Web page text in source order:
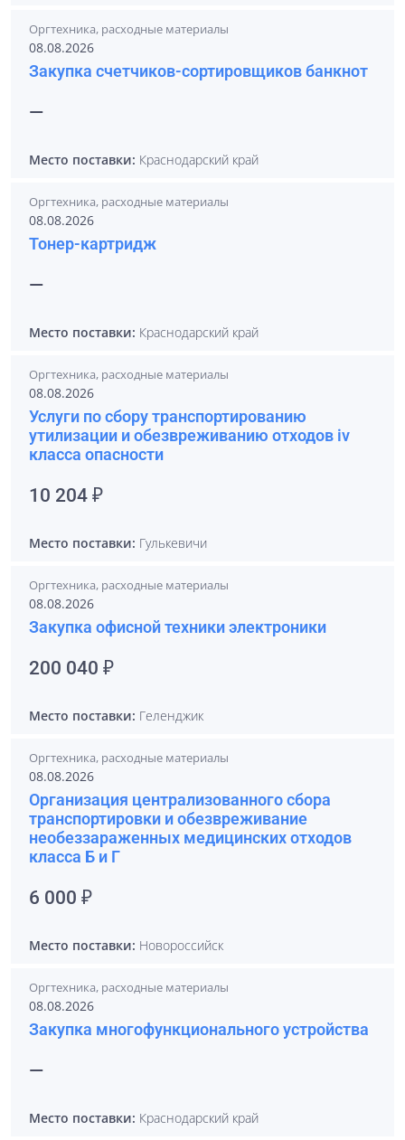
Оргтехника, расходные материалы
08.08.2026
Закупка счетчиков-сортировщиков банкнот
—
Место поставки: Краснодарский край
Оргтехника, расходные материалы
08.08.2026
Тонер-картридж
—
Место поставки: Краснодарский край
Оргтехника, расходные материалы
08.08.2026
Услуги по сбору транспортированию
утилизации и обезвреживанию отходов iv
класса опасности
10 204 ₽
Место поставки: Гулькевичи
Оргтехника, расходные материалы
08.08.2026
Закупка офисной техники электроники
200 040 ₽
Место поставки: Геленджик
Оргтехника, расходные материалы
08.08.2026
Организация централизованного сбора
транспортировки и обезвреживание
необеззараженных медицинских отходов
класса Б и Г
6 000 ₽
Место поставки: Новороссийск
Оргтехника, расходные материалы
08.08.2026
Закупка многофункционального устройства
—
Место поставки: Краснодарский край